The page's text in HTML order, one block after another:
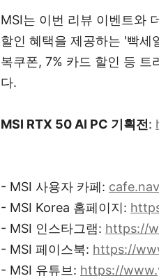
MSI는 이번 리뷰 이벤트와
할인 혜택을 제공하는 '빡세
복쿠폰, 7% 카드 할인 등 트
다.
MSI RTX 50 AI PC 기획전 :
- MSI 사용자 카페:
- MSI Korea 홈페이지:
- MSI 인스타그램: https://
- MSI 페이스북: https://
- MSI 유튜브: https://